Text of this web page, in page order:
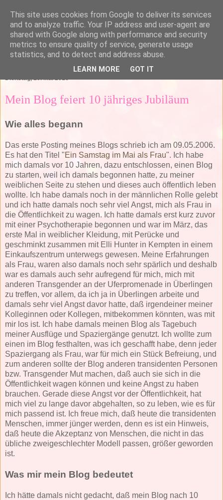
Dienstag, 10. Mai 2016
Mein Blog feiert 10 jähriges Jubiläum
Wie alles begann
Das erste Posting meines Blogs schrieb ich am 09.05.2006.
Es hat den Titel "Ein Samstag im Mai als Frau". Ich habe
mich damals vor 10 Jahren, dazu entschlossen, einen Blog
zu starten, weil ich damals begonnen hatte, zu meiner
weiblichen Seite zu stehen und dieses auch öffentlich leben
wollte. Ich habe damals noch in der männlichen Rolle gelebt
und ich hatte damals noch sehr viel Angst, mich als Frau in
die Öffentlichkeit zu wagen. Ich hatte damals erst kurz zuvor
mit einer Psychotherapie begonnen und war im März, das
erste Mal in weiblicher Kleidung, mit Perücke und
geschminkt zusammen mit Elli Hunter in Kempten in einem
Einkaufszentrum unterwegs gewesen. Meine Erfahrungen
als Frau, waren also damals noch sehr spärlich und deshalb
war es damals auch sehr aufregend für mich, mich mit
anderen Transgender an der Uferpromenade in Überlingen
zu treffen, vor allem, da ich ja in Überlingen arbeite und
damals sehr viel Angst davor hatte, daß irgendeiner meiner
Kolleginnen oder Kollegen, mitbekommen könnten, was mit
mir los ist. Ich habe damals meinen Blog als Tagebuch
meiner Ausflüge und Spaziergänge genutzt. Ich wollte zum
einen im Blog festhalten, was ich geschafft habe, denn jeder
Spaziergang als Frau, war für mich ein Stück Befreiung, und
zum anderen sollte der Blog anderen transidenten Personen
bzw. Transgender Mut machen, daß auch sie sich in die
Öffentlichkeit wagen können und keine Angst zu haben
brauchen. Gerade diese Angst vor der Öffentlichkeit, hat
mich viel zu lange davor abgehalten, so zu leben, wie es für
mich passend ist. Ich freue mich, daß heute die transidenten
Menschen, immer jünger werden, denn es ist ein Hinweis,
daß heute die Akzeptanz von Menschen, die nicht in das
übliche zweigeschlechter Modell passen, größer geworden
ist.
Was mir mein Blog bedeutet
Ich hätte damals nicht gedacht, daß mein Blog nach 10
This site uses cookies from Google to deliver its services
and to analyze traffic. Your IP address and user-agent are
shared with Google along with performance and security
metrics to ensure quality of service, generate usage
statistics, and to detect and address abuse.
LEARN MORE GOT IT